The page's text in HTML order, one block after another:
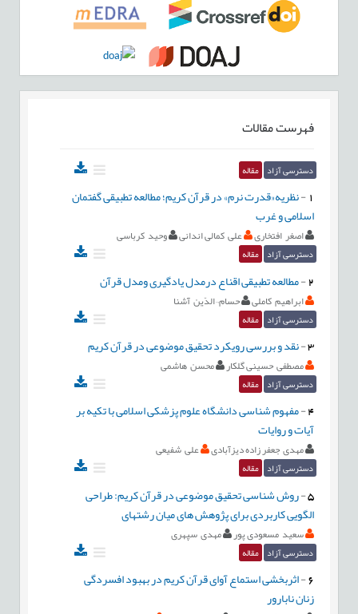
فهرست مقالات
دسترسی آزاد مقاله
-نظریه«قدرت نرم» در قرآن کریم؛ مطالعه تطبیقی گفتمان
اسلامی و غرب
اصغر افتخاری علی کمالی اندانی وحید کرباسی
دسترسی آزاد مقاله
2
-مطالعه تطبیقی اقناع درمدل یادگیری ومدل قرآن
ابراهیم کاملی حسام¬الدّین آشنا
دسترسی آزاد مقاله
3
-نقد و بررسی رویکرد تحقیق موضوعی در قرآن کریم
مصطفی حسینی گلکار محسن هاشمی
دسترسی آزاد مقاله
4
-مفهوم شناسی دانشگاه علوم پزشکی اسلامی با تکیه بر
آیات و روایات
مهدی جعفر زاده دیزآبادی علی شفیعی
دسترسی آزاد مقاله
5
-روش شناسی تحقیق موضوعی در قرآن کریم: طراحی
الگویی کاربردی برای پژوهش های میان رشتهای
سعید مسعودی پور مهدی سپهری
دسترسی آزاد مقاله
6
-اثربخشی استماع آوای قرآن کریم در بهبود افسردگی
زنان نابارور